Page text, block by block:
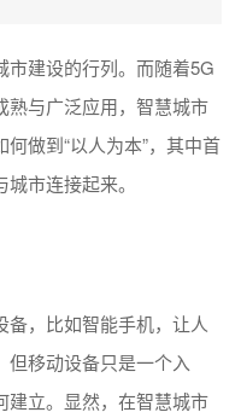
市建设的行列。而随着5G
熟与广泛应用，智慧城市
做到“以人为本”，其中首
市连接起来。
备，比如智能手机，让人
但移动设备只是一个入
建立。显然，在智慧城市